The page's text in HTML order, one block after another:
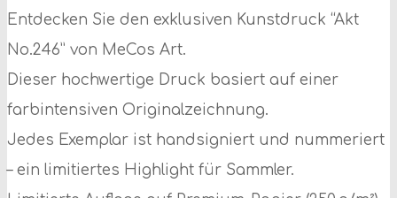
Entdecken Sie den exklusiven Kunstdruck “Akt
No.246” von MeCos Art.
Dieser hochwertige Druck basiert auf einer
farbintensiven Originalzeichnung.
Jedes Exemplar ist handsigniert und nummeriert
– ein limitiertes Highlight für Sammler.